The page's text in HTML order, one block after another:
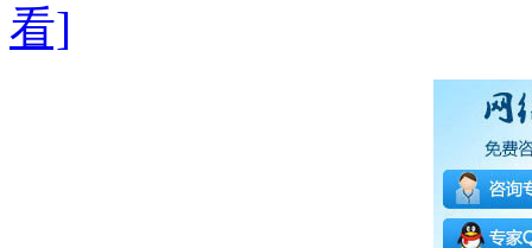
看]